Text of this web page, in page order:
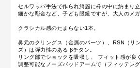
セルワッパ手法で作られ綺麗に枠の中に納まり
細かな彫金など、子ども眼鏡ですが、大人のメ
クラシカル感のたまらない1本。
鼻元のクリングス（金属のパーツ）、RSN（リ
ズ）は弾力性のある βチタン。
リング部でショックを吸収し、
フィット感が良
調整可能なノーズパッドアームで （フィッテン